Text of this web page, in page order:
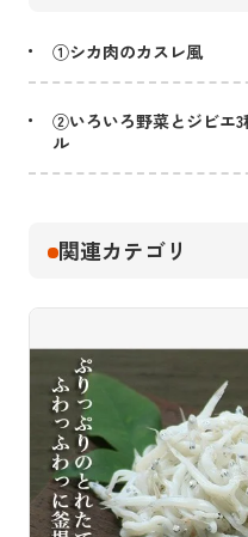
①シカ肉のカスレ風
②いろいろ野菜とジビエ3
ル
関連カテゴリ